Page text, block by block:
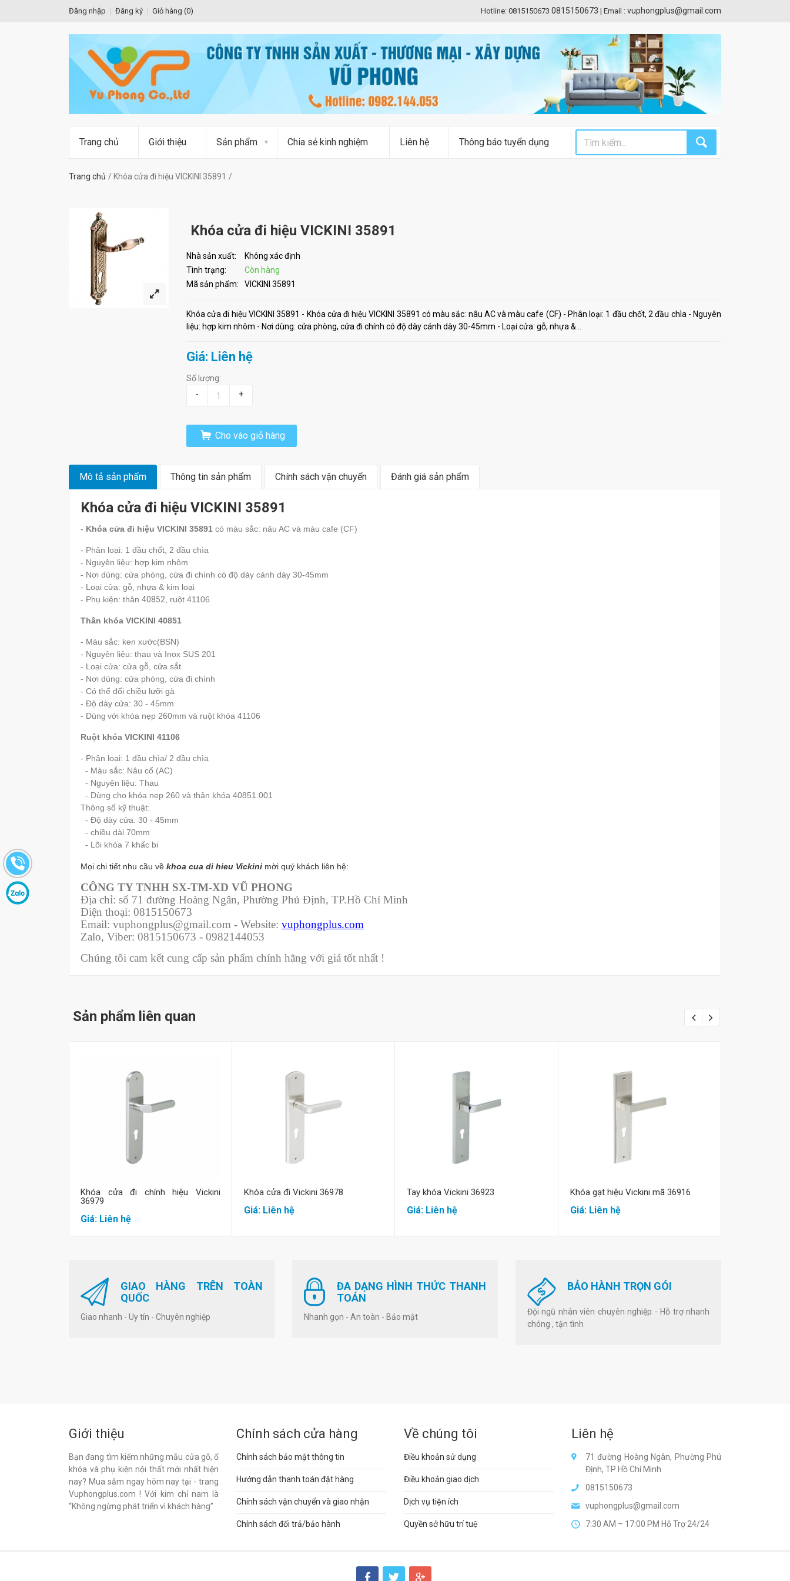
Đăng nhập Đăng ký Giỏ hàng (0) Hotline: 0815150673 0815150673 | Email : vuphongplus@gmail.com
Trang chủ Giới thiệu Sản phẩm Chia sẻ kinh nghiệm Liên hệ Thông báo tuyển dụng
Trang chủ Khóa cửa đi hiệu VICKINI 35891
Khóa cửa đi hiệu VICKINI 35891
Nhà sản xuất:
Không xác định
Tình trạng:
Còn hàng
Mã sản phẩm:
VICKINI 35891
Khóa cửa đi hiệu VICKINI 35891 - Khóa cửa đi hiệu VICKINI 35891 có màu sắc: nâu AC và màu cafe (CF) - Phân loại: 1 đầu chốt, 2 đầu chìa - Nguyên
liệu: hợp kim nhôm - Nơi dùng: cửa phòng, cửa đi chính có độ dày cánh dày 30-45mm - Loại cửa: gỗ, nhựa &...
Giá: Liên hệ
Số lượng:
-
+
Cho vào giỏ hàng
Mô tả sản phẩm Thông tin sản phẩm Chính sách vận chuyển Đánh giá sản phẩm
Khóa cửa đi hiệu VICKINI 35891
- Khóa cửa đi hiệu VICKINI 35891 có màu sắc: nâu AC và màu cafe (CF)
- Phân loại: 1 đầu chốt, 2 đầu chìa
- Nguyên liệu: hợp kim nhôm
- Nơi dùng: cửa phòng, cửa đi chính có độ dày cánh dày 30-45mm
- Loại cửa: gỗ, nhựa & kim loại
- Phụ kiện: thân 40852, ruột 41106
Thân khóa VICKINI 40851
- Màu sắc: ken xước(BSN)
- Nguyên liệu: thau và Inox SUS 201
- Loại cửa: cửa gỗ, cửa sắt
- Nơi dùng: cửa phòng, cửa đi chính
- Có thể đổi chiều lưỡi gà
- Độ dày cửa: 30 - 45mm
- Dùng với khóa nẹp 260mm và ruột khóa 41106
Ruột khóa VICKINI 41106
- Phân loại: 1 đầu chìa/ 2 đầu chìa
- Màu sắc: Nâu cổ (AC)
- Nguyên liệu: Thau
- Dùng cho khóa nẹp 260 và thân khóa 40851.001
Thông số kỹ thuật:
- Độ dày cửa: 30 - 45mm
- chiều dài 70mm
- Lõi khóa 7 khấc bi
Mọi chi tiết nhu cầu về khoa cua di hieu Vickini mời quý khách liên hệ:
CÔNG TY TNHH SX-TM-XD VŨ PHONG
Địa chỉ: số 71 đường Hoàng Ngân, Phường Phú Định, TP.Hồ Chí Minh
Điện thoại: 0815150673
Email: vuphongplus@gmail.com - Website: vuphongplus.com
Zalo, Viber: 0815150673 - 0982144053
Chúng tôi cam kết cung cấp sản phẩm chính hãng với giá tốt nhất !
Sản phẩm liên quan
Mua hàng
Khóa cửa đi chính hiệu Vickini
36979
Giá: Liên hệ
Mua hàng
Khóa cửa đi Vickini 36978
Giá: Liên hệ
Mua hàng
Tay khóa Vickini 36923
Giá: Liên hệ
Mua hàng
Khóa gạt hiệu Vickini mã 36916
Giá: Liên hệ
GIAO HÀNG TRÊN TOÀN
QUỐC
Giao nhanh - Uy tín - Chuyên nghiệp
ĐA DẠNG HÌNH THỨC THANH
TOÁN
Nhanh gọn - An toàn - Bảo mật
BẢO HÀNH TRỌN GÓI
Đội ngũ nhân viên chuyên nghiệp - Hỗ trợ nhanh
chóng , tận tình
Giới thiệu
Bạn đang tìm kiếm những mẫu cửa gỗ, ổ
khóa và phụ kiện nội thất mới nhất hiện
nay? Mua sắm ngay hôm nay tại - trang
Vuphongplus.com ! Với kim chỉ nam là
“Không ngừng phát triển vì khách hàng”
Chính sách cửa hàng
Chính sách bảo mật thông tin
Hướng dẫn thanh toán đặt hàng
Chính sách vận chuyển và giao nhận
Chính sách đổi trả/bảo hành
Về chúng tôi
Điều khoản sử dụng
Điều khoản giao dịch
Dịch vụ tiện ích
Quyền sở hữu trí tuệ
Liên hệ
71 đường Hoàng Ngân, Phường Phú
Định, TP Hồ Chí Minh
0815150673
vuphongplus@gmail.com
7:30 AM – 17:00 PM Hỗ Trợ 24/24